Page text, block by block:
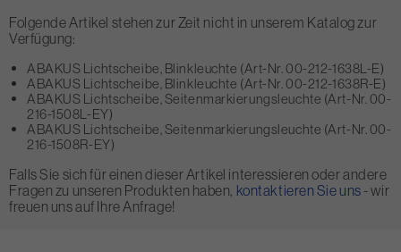
Folgende Artikel stehen zur Zeit nicht in unserem Katalog zur
Verfügung:
ABAKUS Lichtscheibe, Blinkleuchte (Art-Nr. 00-212-1638L-E)
ABAKUS Lichtscheibe, Blinkleuchte (Art-Nr. 00-212-1638R-E)
ABAKUS Lichtscheibe, Seitenmarkierungsleuchte (Art-Nr. 00-
216-1508L-EY)
ABAKUS Lichtscheibe, Seitenmarkierungsleuchte (Art-Nr. 00-
216-1508R-EY)
Falls Sie sich für einen dieser Artikel interessieren oder andere
Fragen zu unseren Produkten haben, kontaktieren Sie uns- wir
freuen uns auf Ihre Anfrage!